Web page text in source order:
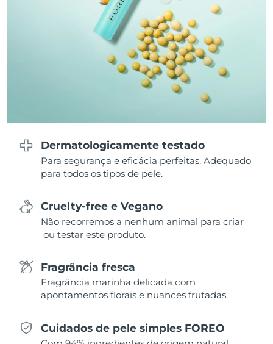
Dermatologicamente testado
Para segurança e eficácia perfeitas. Adequado
para todos os tipos de pele.
Cruelty-free e Vegano
Não recorremos a nenhum animal para criar
ou testar este produto.
Fragrância fresca
Fragrância marinha delicada com
apontamentos florais e nuances frutadas.
Cuidados de pele simples FOREO
Entrega prevista
Entrega prevista
Entrega prevista8/12/26
Entrega prevista
Porto Rico Entrega prevista8/13/26
Catar Entrega prevista
Reunião
Romênia Entrega prevista
Rússia
Arábia Saudita
Singapura Entrega prevista8/13/26
Eslováquia Entrega prevista